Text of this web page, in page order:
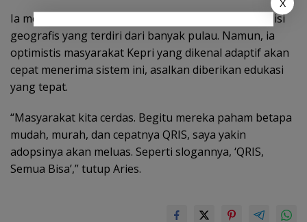
Ia mengakui tantangan utama di Kepri adalah kondisi
geografis yang terdiri dari banyak pulau. Namun, ia
optimistis masyarakat Kepri yang dikenal adaptif akan
cepat menerima sistem ini, asalkan diberikan edukasi
yang tepat.
“Masyarakat kita cerdas. Begitu mereka paham betapa
mudah, murah, dan cepatnya QRIS, saya yakin
adopsinya akan meluas. Seperti slogannya, ‘QRIS,
Semua Bisa’,” tutup Aries.
X